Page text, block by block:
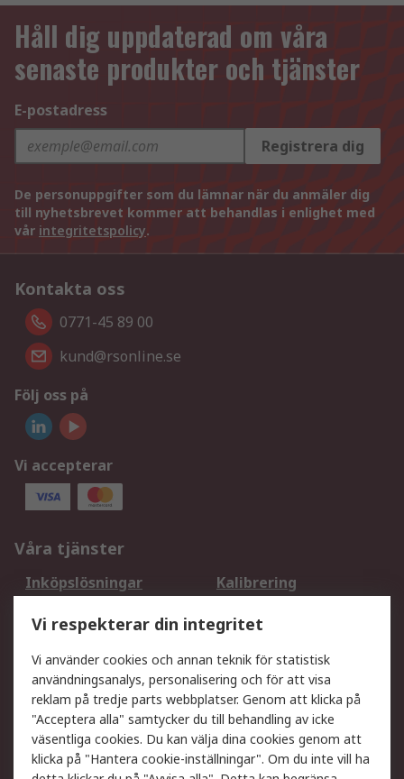
Håll dig uppdaterad om våra
senaste produkter och tjänster
E-postadress
Registrera dig
De personuppgifter som du lämnar när du anmäler dig
till nyhetsbrevet kommer att behandlas i enlighet med
vår integritetspolicy.
Kontakta oss
0771-45 89 00
kund@rsonline.se
Följ oss på
Vi accepterar
Våra tjänster
Inköpslösningar
Kalibrering
DesignSpark
Teknisk Support
Ditt lokala säljteam
Exportlösningar
Support
Få hjälp
Retur av varor
Leverans
Spåra din order
Vi respekterar din integritet
Vi använder cookies och annan teknik för statistisk
användningsanalys, personalisering och för att visa
reklam på tredje parts webbplatser. Genom att klicka på
"Acceptera alla" samtycker du till behandling av icke
väsentliga cookies. Du kan välja dina cookies genom att
klicka på "Hantera cookie-inställningar". Om du inte vill ha